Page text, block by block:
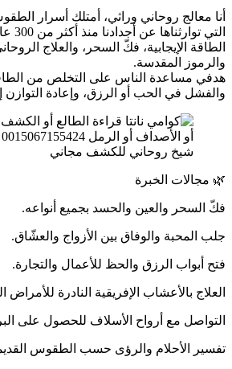
أنا معالج روحاني وراثي، أمتلك أسرار
الطاقة الإيجابية، فكّ السحر، والعلاج
والرموز المقدسة.
هدفي مساعدة الناس على التخلص من
والفشل في الحب أو الرزق، وإعادة التوازن
شيخ روحاني للكشف مجاني
🌿 مجالات الخبرة
فكّ السحر والعين والحسد بجميع أنواعه.
جلب المحبة والوفاق بين الأزواج والعشّاق.
فتح أبواب الرزق والحظ للأعمال والتجارة.
العلاج بالأعشاب الإفريقية النادرة للأمراض
التواصل مع أرواح الأسلاف للحصول على
تفسير الأحلام والرؤى حسب الطقوس